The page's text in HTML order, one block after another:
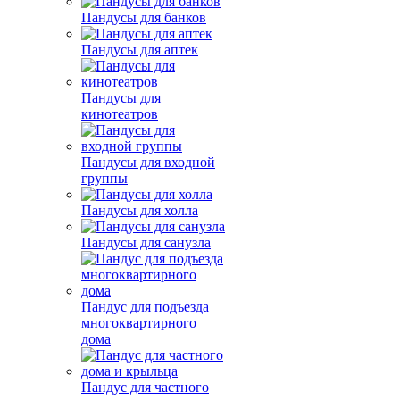
Пандусы для банков
Пандусы для аптек
Пандусы для
кинотеатров
Пандусы для входной
группы
Пандусы для холла
Пандусы для санузла
Пандус для подъезда
многоквартирного
дома
Пандус для частного